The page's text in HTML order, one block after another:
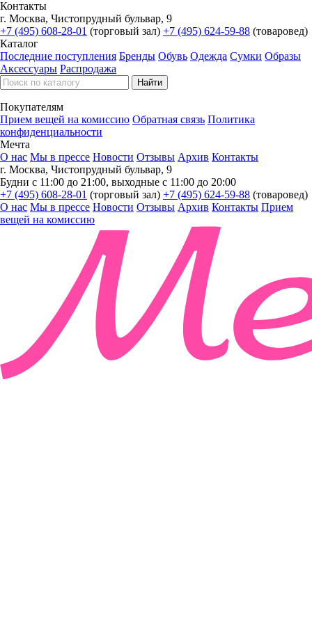
Контакты
г. Москва, Чистопрудный бульвар, 9
+7 (495) 608-28-01 (торговый зал) +7 (495) 624-59-88 (товаровед)
Каталог
Последние поступления Бренды Обувь Одежда Сумки Образы
Аксессуары Распродажа
Покупателям
Прием вещей на комиссию Обратная связь Политика
конфиденциальности
Мечта
О нас Мы в прессе Новости Отзывы Архив Контакты
г. Москва, Чистопрудный бульвар, 9
Будни с 11:00 до 21:00, выходные с 11:00 до 20:00
+7 (495) 608-28-01 (торговый зал) +7 (495) 624-59-88 (товаровед)
О нас Мы в прессе Новости Отзывы Архив Контакты Прием
вещей на комиссию